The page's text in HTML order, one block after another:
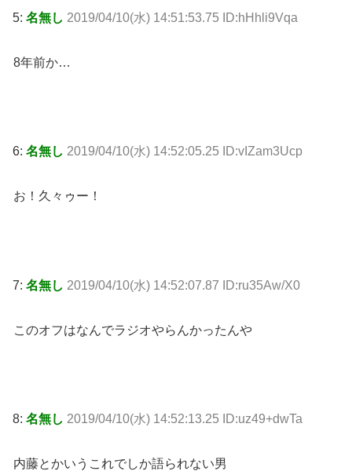
5: 名無し 2019/04/10(水) 14:51:53.75 ID:hHhli9Vqa
8年前か…
6: 名無し 2019/04/10(水) 14:52:05.25 ID:vIZam3Ucp
お！久々ゥー！
7: 名無し 2019/04/10(水) 14:52:07.87 ID:ru35Aw/X0
このオフはなんでラジオやらんかったんや
8: 名無し 2019/04/10(水) 14:52:13.25 ID:uz49+dwTa
内藤とかいうこれでしか語られない男